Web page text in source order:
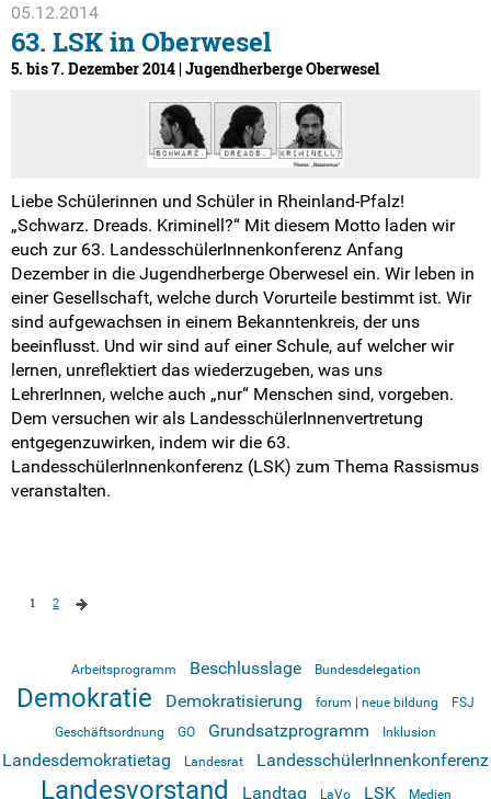
05.12.2014
63. LSK in Oberwesel
5. bis 7. Dezember 2014 | Jugendherberge Oberwesel
Liebe Schülerinnen und Schüler in Rheinland-Pfalz!
„Schwarz. Dreads. Kriminell?“ Mit diesem Motto laden wir
euch zur 63. LandesschülerInnenkonferenz Anfang
Dezember in die Jugendherberge Oberwesel ein. Wir leben in
einer Gesellschaft, welche durch Vorurteile bestimmt ist. Wir
sind aufgewachsen in einem Bekanntenkreis, der uns
beeinflusst. Und wir sind auf einer Schule, auf welcher wir
lernen, unreflektiert das wiederzugeben, was uns
LehrerInnen, welche auch „nur“ Menschen sind, vorgeben.
Dem versuchen wir als LandesschülerInnenvertretung
entgegenzuwirken, indem wir die 63.
LandesschülerInnenkonferenz (LSK) zum Thema Rassismus
veranstalten.
1 2
Arbeitsprogramm Beschlusslage Bundesdelegation
Demokratie Demokratisierung forum | neue bildung
FSJ
Geschäftsordnung
GO Grundsatzprogramm Inklusion
Landesdemokratietag Landesrat LandesschülerInnenkonferenz
Landesvorstand Landtag LaVo LSK Medien